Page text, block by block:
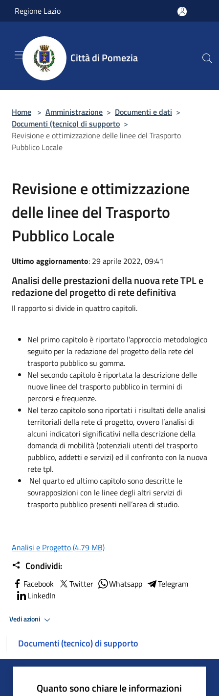
Salta al contenuto principale
Regione Lazio
Città di Pomezia
Home > Amministrazione > Documenti e dati >
Documenti (tecnico) di supporto >
Revisione e ottimizzazione delle linee del Trasporto
Pubblico Locale
Revisione e ottimizzazione
delle linee del Trasporto
Pubblico Locale
Ultimo aggiornamento: 29 aprile 2022, 09:41
Analisi delle prestazioni della nuova rete TPL e
redazione del progetto di rete definitiva
Il rapporto si divide in quattro capitoli.
Nel primo capitolo è riportato l’approccio metodologico
seguito per la redazione del progetto della rete del
trasporto pubblico su gomma.
Nel secondo capitolo è riportata la descrizione delle
nuove linee del trasporto pubblico in termini di
percorsi e frequenze.
Nel terzo capitolo sono riportati i risultati delle analisi
territoriali della rete di progetto, ovvero l’analisi di
alcuni indicatori significativi nella descrizione della
domanda di mobilità (potenziali utenti del trasporto
pubblico, addetti e servizi) ed il confronto con la nuova
rete tpl.
Nel quarto ed ultimo capitolo sono descritte le
sovrapposizioni con le linee degli altri servizi di
trasporto pubblico presenti nell’area di studio.
Analisi e Progetto(4.79 MB)
Condividi:
Facebook Twitter Whatsapp
Telegram
LinkedIn
Vedi azioni
Documenti (tecnico) di supporto
Quanto sono chiare le informazioni